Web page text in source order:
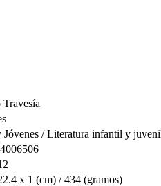
Travesía
Jóvenes / Literatura infantil y
x 1 (cm) / 434 (gramos)